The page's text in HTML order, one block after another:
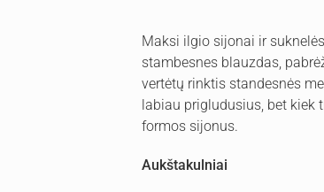
Maksi ilgio sijonai ir
stambesnes blauzdas,
vertėtų rinktis standesnės
labiau prigludusius, bet kiek
formos sijonus.
Aukštakulniai